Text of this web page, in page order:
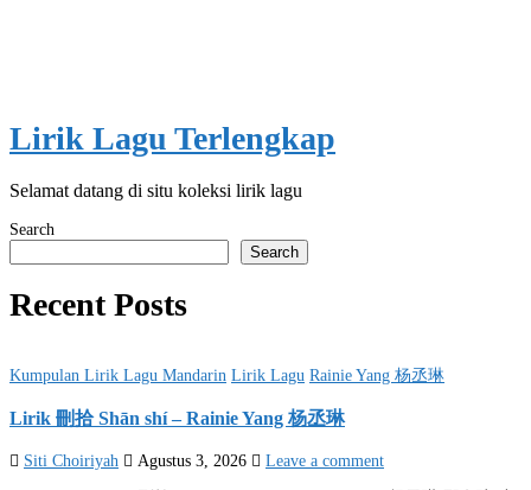
Lirik Lagu Terlengkap
Selamat datang di situ koleksi lirik lagu
Search
Search
Recent Posts
Posted
Kumpulan Lirik Lagu Mandarin Lirik Lagu Rainie Yang 杨丞琳
Lirik 刪拾 Shān shí – Rainie Yang 杨丞琳
Siti Choiriyah Agustus 3, 2026 Leave a comment